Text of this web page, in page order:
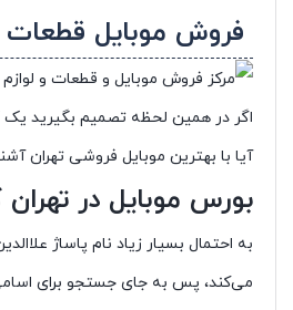
فروش موبایل قطعات
اگر در همین لحظه تصمیم بگیرید یک
آیا با بهترین موبایل فروشی تهران
بورس موبایل در
به احتمال بسیار زیاد نام پاساژ
می‌کند، پس به جای جستجو برای اسامی